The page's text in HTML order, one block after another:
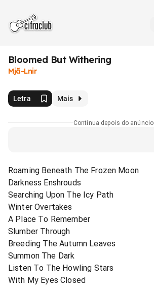
Bloomed But Withering
Mjã-Lnir
Letra Mais
Continua depois do anúncio
Roaming Beneath The Frozen Moon
Darkness Enshrouds
Searching Upon The Icy Path
Winter Overtakes
A Place To Remember
Slumber Through
Breeding The Autumn Leaves
Summon The Dark
Listen To The Howling Stars
With My Eyes Closed